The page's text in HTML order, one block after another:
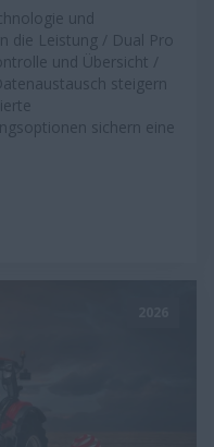
und
die Leistung / Dual Pro
und Übersicht /
steigern
sichern eine